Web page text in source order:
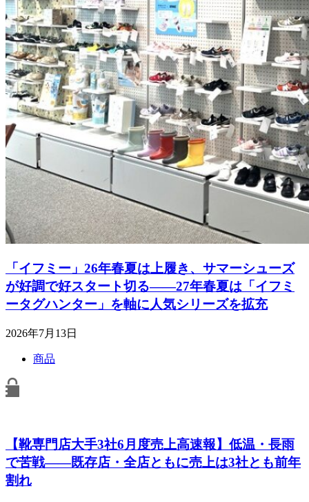
「イフミー」26年春夏は上履き、サマーシューズ
が好調で好スタート切る――27年春夏は「イフミ
ータグハンター」を軸に人気シリーズを拡充
2026年7月13日
商品
【靴専門店大手3社6月度売上高速報】低温・長雨
で苦戦――既存店・全店ともに売上は3社とも前年
割れ